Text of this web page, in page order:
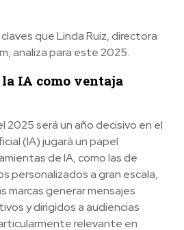
que Linda Ruiz, directora
analiza para este 2025.
IA como ventaja
2025 será un año decisivo en el
(IA) jugará un papel
de IA, como las de
personalizados a gran escala,
marcas generar mensajes
y dirigidos a audiencias
relevante en